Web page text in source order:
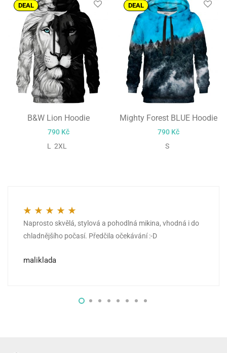
DEAL
B&W Lion Hoodie
790 Kč
L 2XL
DEAL
Mighty Forest BLUE Hoodie
790 Kč
S
Hodnocení 5z 5
Naprosto skvělá, stylová a pohodlná mikina, vhodná i do
chladnějšího počasí. Předčila očekávání :-D
maliklada